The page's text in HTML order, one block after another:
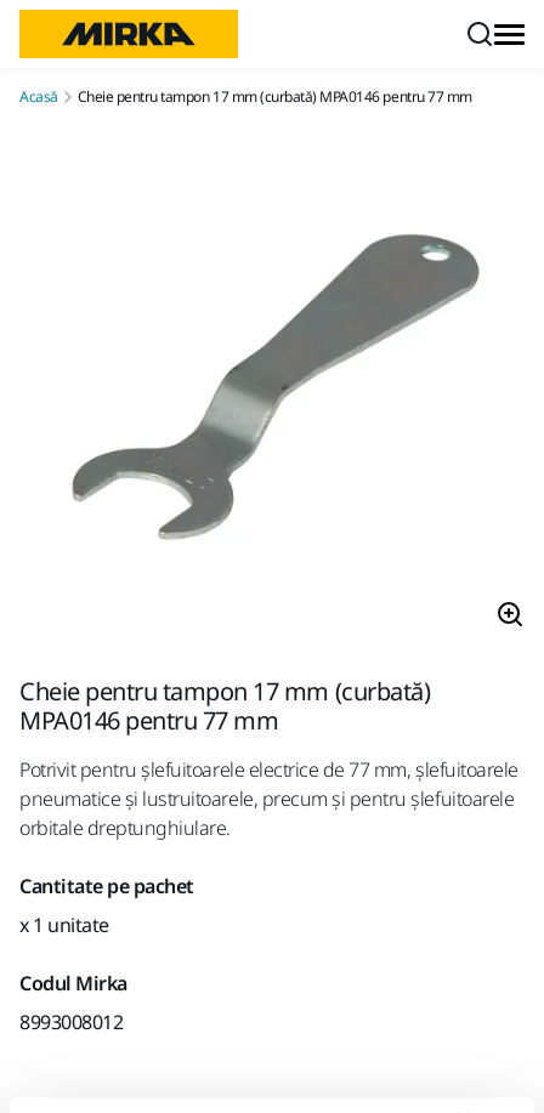
Acasă Cheie pentru tampon 17 mm (curbată) MPA0146 pentru 77 mm
Cheie pentru tampon 17 mm (curbată)
MPA0146 pentru 77 mm
Potrivit pentru șlefuitoarele electrice de 77 mm, șlefuitoarele
pneumatice și lustruitoarele, precum și pentru șlefuitoarele
orbitale dreptunghiulare.
Cantitate pe pachet
x 1 unitate
Codul Mirka
8993008012